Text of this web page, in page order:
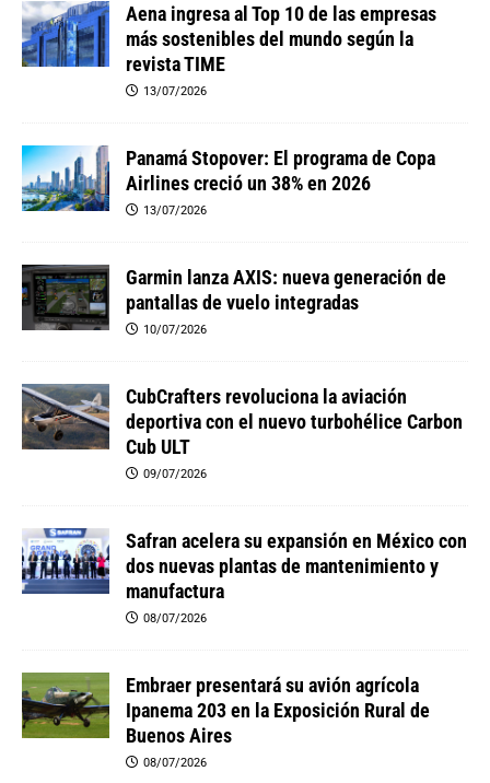
Aena ingresa al Top 10 de las empresas
más sostenibles del mundo según la
revista TIME
13/07/2026
Panamá Stopover: El programa de Copa
Airlines creció un 38% en 2026
13/07/2026
Garmin lanza AXIS: nueva generación de
pantallas de vuelo integradas
10/07/2026
CubCrafters revoluciona la aviación
deportiva con el nuevo turbohélice Carbon
Cub ULT
09/07/2026
Safran acelera su expansión en México con
dos nuevas plantas de mantenimiento y
manufactura
08/07/2026
Embraer presentará su avión agrícola
Ipanema 203 en la Exposición Rural de
Buenos Aires
08/07/2026